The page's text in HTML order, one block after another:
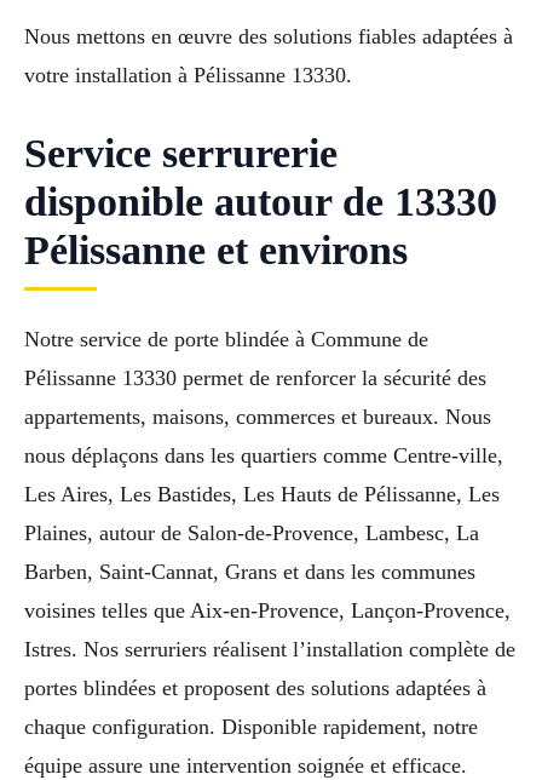
Nous mettons en œuvre des solutions fiables adaptées à
votre installation à Pélissanne 13330.
Service serrurerie
disponible autour de 13330
Pélissanne et environs
Notre service de porte blindée à Commune de
Pélissanne 13330 permet de renforcer la sécurité des
appartements, maisons, commerces et bureaux. Nous
nous déplaçons dans les quartiers comme Centre-ville,
Les Aires, Les Bastides, Les Hauts de Pélissanne, Les
Plaines, autour de Salon-de-Provence, Lambesc, La
Barben, Saint-Cannat, Grans et dans les communes
voisines telles que Aix-en-Provence, Lançon-Provence,
Istres. Nos serruriers réalisent l’installation complète de
portes blindées et proposent des solutions adaptées à
chaque configuration. Disponible rapidement, notre
équipe assure une intervention soignée et efficace.